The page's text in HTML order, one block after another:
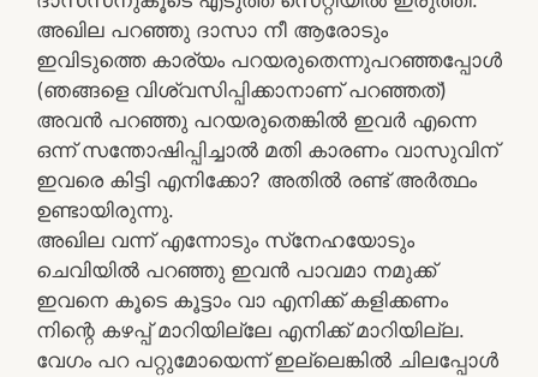
അഖില പറഞ്ഞു ദാസാ നീ ആരോടും
ഇവിടുത്തെ കാര്യം പറയരുതെന്നുപറഞ്ഞപ്പോള്‍
(ഞങ്ങളെ വിശ്വസിപ്പിക്കാനാണ് പറഞ്ഞത്)
അവന്‍ പറഞ്ഞു പറയരുതെങ്കില്‍ ഇവര്‍ എന്നെ
ഒന്ന് സന്തോഷിപ്പിച്ചാല്‍ മതി കാരണം വാസുവിന്
ഇവരെ കിട്ടി എനിക്കോ? അതില്‍ രണ്ട് അര്‍ത്ഥം
ഉണ്ടായിരുന്നു.
അഖില വന്ന് എന്നോടും സ്‌നേഹയോടും
ചെവിയില്‍ പറഞ്ഞു ഇവന്‍ പാവമാ നമുക്ക്
ഇവനെ കൂടെ കൂട്ടാം വാ എനിക്ക് കളിക്കണം
നിന്റെ കഴപ്പ് മാറിയില്ലേ എനിക്ക് മാറിയില്ല.
വേഗം പറ പറ്റുമോയെന്ന് ഇല്ലെങ്കില്‍ ചിലപ്പോള്‍